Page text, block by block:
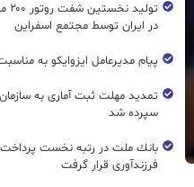
در ایران توسط مجتمع اسفراین
پیام مدیرعامل ایزوایکو به
تمدید مهلت ثبت آماری به
سپرده شد
بانك ملت در رتبه نخست پرداخت
فرزندآوری قرار گرفت